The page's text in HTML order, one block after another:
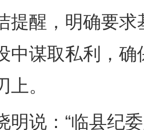
提醒，明确要
中谋取私利，
。
说：“临县纪委